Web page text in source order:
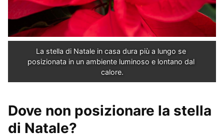
La stella di Natale in casa dura più a lungo se
posizionata in un ambiente luminoso e lontano dal
calore.
Dove non posizionare la stella
di Natale?